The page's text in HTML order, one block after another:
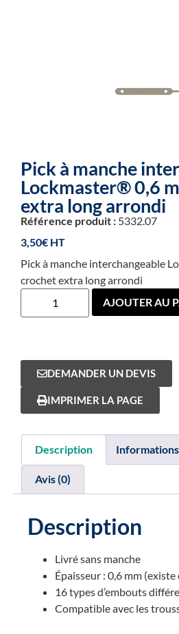
Pick à manche
Lockmaster® 0,6
extra long arrondi
Référence produit : 5332.07
3,50€
Pick à manche interchangeable
crochet extra long arrondi
AJOUTER AU
DEMANDER UN DEVIS
IMPRIMER LA PAGE
Description
Avis (0)
Description
Livré sans manche
Épaisseur : 0,6 mm (existe
16 types d’embouts
Compatible avec les